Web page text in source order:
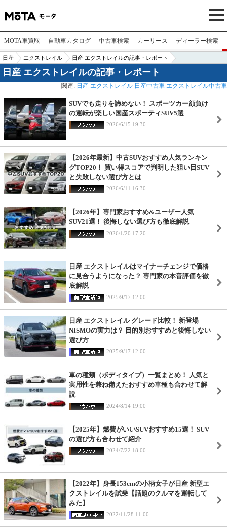
MOTA車買取 自動車カタログ 中古車検索 カーリース ディーラー検索
日産 エクストレイル 日産 エクストレイルの記事・レポート
日産 エクストレイルの記事・レポート
関連: 日産 エクストレイル 日産中古車 エクストレイル中古車
SUVでも走りを諦めない！ スポーツカー顔負け
の運転が楽しい国産スポーティSUV5選
2026/6/15 19:30
【2026年最新】中古SUVおすすめ人気ランキン
グTOP20！ 買い得スコアで判明した狙い目SUV
と失敗しない選び方とは
2026/6/11 16:30
【2026年】専門家おすすめ&ユーザー人気
SUV21選！ 後悔しない選び方も徹底解説
2026/1/20 17:20
日産 エクストレイルはマイナーチェンジで価格
に見合うようになった？ 専門家の本音評価を徹
底解説
2025/9/17 12:00
日産 エクストレイル グレード比較！ 新登場
NISMOの実力は？ 目的別おすすめと後悔しない
選び方
2025/9/17 12:00
車の種類（ボディタイプ）一覧まとめ！ 人気と
実用性を兼ね備えたおすすめ車種も合わせて解
説
2024/8/14 19:00
【2025年】燃費がいいSUVおすすめ15選！ SUV
の選び方も合わせて紹介
2024/7/22 18:00
【2022年】身長153cmの小柄女子が日産 新型エ
クストレイルを試乗【話題のクルマを運転して
みた】
2022/11/28 11:00